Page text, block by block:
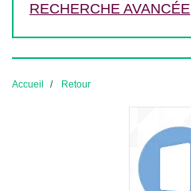
RECHERCHE AVANCÉE
Accueil Retour